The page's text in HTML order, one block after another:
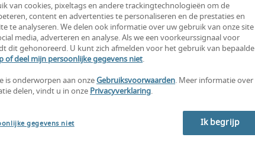
van cookies, pixeltags en andere trackingtechnologieën om de
content en advertenties te personaliseren en de prestaties en
te analyseren. We delen ook informatie over uw gebruik van onze site
media, adverteren en analyse. Als we een voorkeurssignaal voor
dit gehonoreerd. U kunt zich afmelden voor het gebruik van bepaalde
of deel mijn persoonlijke gegevens niet.
is onderworpen aan onze Gebruiksvoorwaarden. Meer informatie over
delen, vindt u in onze Privacyverklaring.
gegevens niet Ik begrijp